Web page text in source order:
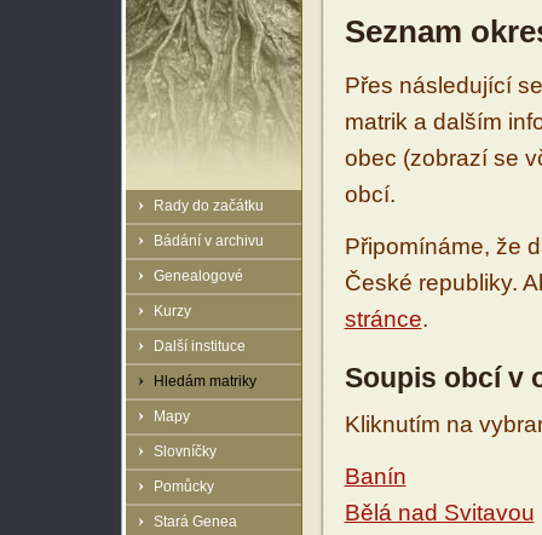
Rady do začátku
Bádání v archivu
Genealogové
Kurzy
Další instituce
Hledám matriky
Mapy
Slovníčky
Pomůcky
Stará Genea
Seznam
Přes následující
matrik a dalším
obec (zobrazí se
obcí.
Připomínáme, že
České republiky.
stránce.
Soupis obcí v
Kliknutím na
Banín
Bělá nad Svitavou